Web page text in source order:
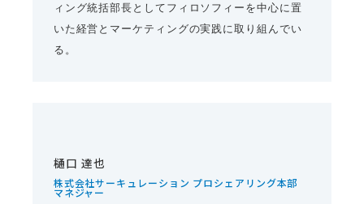
ィング統括部長としてフィロソフィーを中心に置
いた経営とマーケティングの実践に取り組んでい
る。
樋口 達也
株式会社サーキュレーション プロシェアリング本部
マネジャー